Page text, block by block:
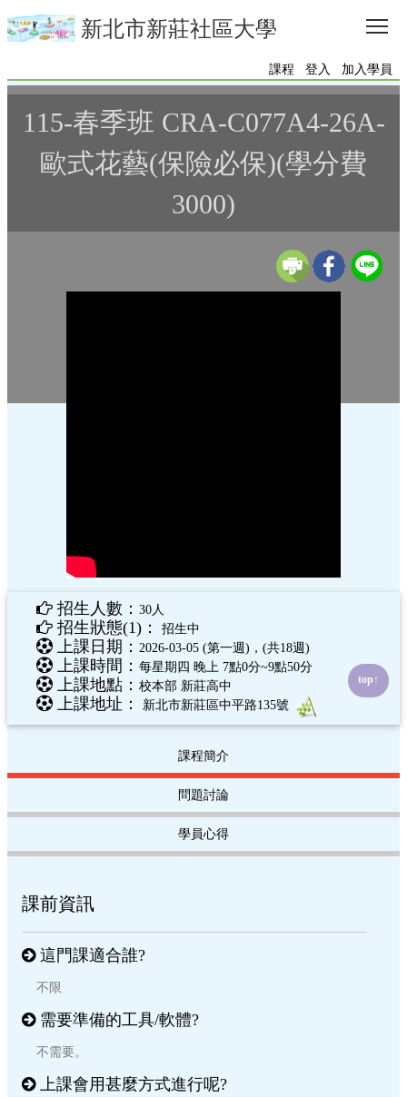
新北市新莊社區大學
課程 登入 加入學員
115-春季班 CRA-C077A4-26A-
歐式花藝(保險必保)(學分費
3000)
招生人數： 30人
招生狀態(1)： 招生中
上課日期： 2026-03-05 (第一週)，(共18週)
上課時間： 每星期四 晚上 7點0分~9點50分
上課地點： 校本部 新莊高中
上課地址： 新北市新莊區中平路135號
課程簡介
問題討論
學員心得
課前資訊
這門課適合誰?
不限
需要準備的工具/軟體?
不需要。
上課會用甚麼方式進行呢?
top↑